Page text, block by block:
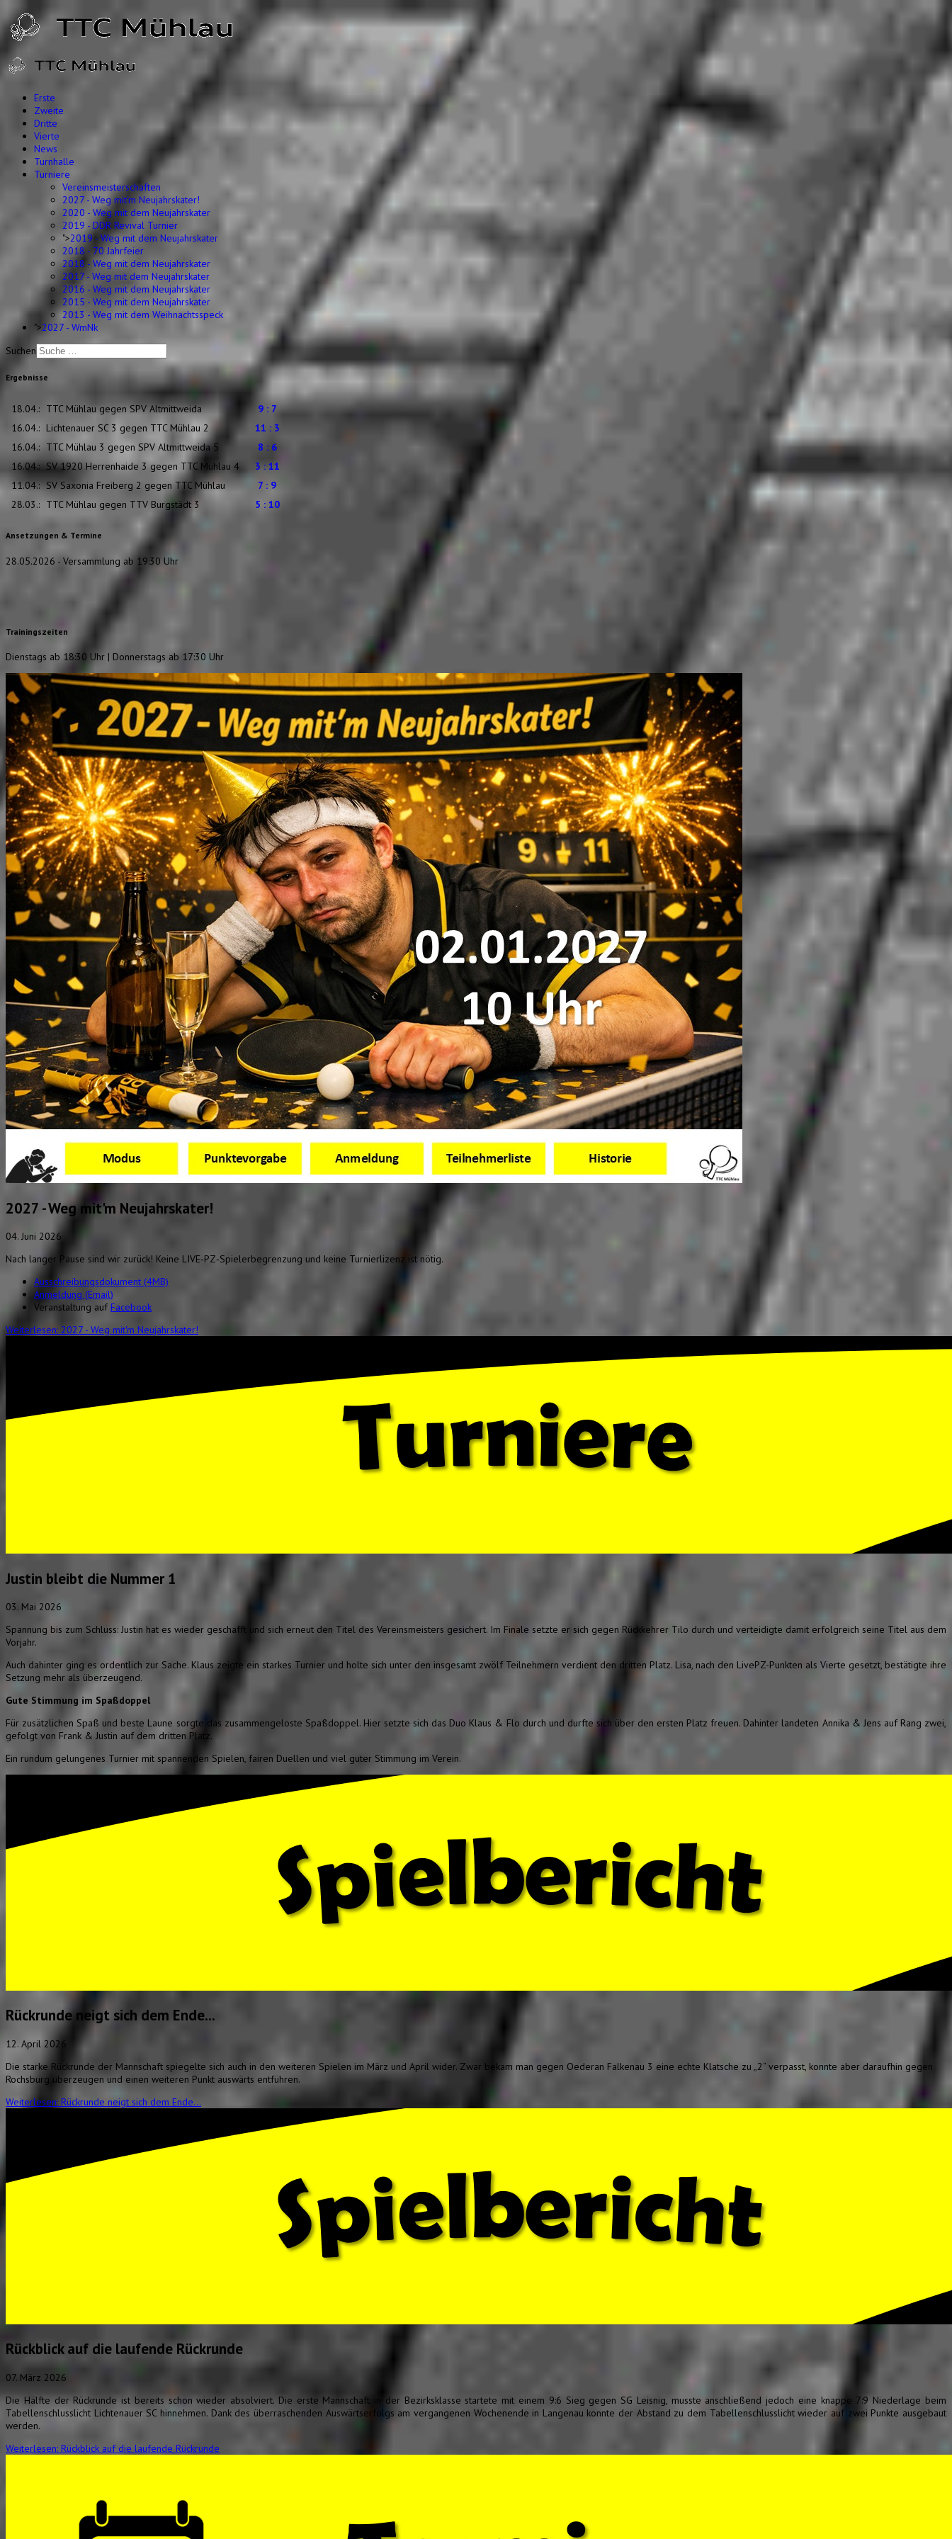
Erste
Zweite
Dritte
Vierte
News
Turnhalle
Turniere
Vereinsmeisterschaften
2027 - Weg mit'm Neujahrskater!
2020 - Weg mit dem Neujahrskater
2019 - DDR Revival Turnier
">2019 - Weg mit dem Neujahrskater
2018 - 70 Jahrfeier
2018 - Weg mit dem Neujahrskater
2017 - Weg mit dem Neujahrskater
2016 - Weg mit dem Neujahrskater
2015 - Weg mit dem Neujahrskater
2013 - Weg mit dem Weihnachtsspeck
">2027 - WmNk
Suchen
Ergebnisse
18.04.: TTC Mühlau gegen SPV Altmittweida
9 : 7
16.04.: Lichtenauer SC 3 gegen TTC Mühlau 2
11 : 3
16.04.: TTC Mühlau 3 gegen SPV Altmittweida 5
8 : 6
16.04.: SV 1920 Herrenhaide 3 gegen TTC Mühlau 4
3 : 11
11.04.: SV Saxonia Freiberg 2 gegen TTC Mühlau
7 : 9
28.03.: TTC Mühlau gegen TTV Burgstädt 3 5 : 10
Ansetzungen & Termine
28.05.2026 - Versammlung ab 19:30 Uhr
Trainingszeiten
Dienstags ab 18:30 Uhr | Donnerstags ab 17:30 Uhr
2027 - Weg mit'm Neujahrskater!
04. Juni 2026
Nach langer Pause sind wir zurück! Keine LIVE‑PZ‑Spielerbegrenzung und keine Turnierlizenz ist nötig.
Ausschreibungsdokument (4MB)
Anmeldung (Email)
Veranstaltung auf Facebook
Weiterlesen: 2027 - Weg mit'm Neujahrskater!
Justin bleibt die Nummer 1
03. Mai 2026
Spannung bis zum Schluss: Justin hat es wieder geschafft und sich erneut den Titel des Vereinsmeisters gesichert. Im Finale setzte er sich gegen Rückkehrer Tilo durch und verteidigte damit erfolgreich seine Titel aus dem
Vorjahr.
Auch dahinter ging es ordentlich zur Sache. Klaus zeigte ein starkes Turnier und holte sich unter den insgesamt zwölf Teilnehmern verdient den dritten Platz. Lisa, nach den LivePZ-Punkten als Vierte gesetzt, bestätigte ihre
Setzung mehr als überzeugend.
Gute Stimmung im Spaßdoppel
Für zusätzlichen Spaß und beste Laune sorgte das zusammengeloste Spaßdoppel. Hier setzte sich das Duo Klaus & Flo durch und durfte sich über den ersten Platz freuen. Dahinter landeten Annika & Jens auf Rang zwei,
gefolgt von Frank & Justin auf dem dritten Platz.
Ein rundum gelungenes Turnier mit spannenden Spielen, fairen Duellen und viel guter Stimmung im Verein.
Rückrunde neigt sich dem Ende...
12. April 2026
Die starke Rückrunde der Mannschaft spiegelte sich auch in den weiteren Spielen im März und April wider. Zwar bekam man gegen Oederan Falkenau 3 eine echte Klatsche zu „2“ verpasst, konnte aber daraufhin gegen
Rochsburg überzeugen und einen weiteren Punkt auswärts entführen.
Weiterlesen: Rückrunde neigt sich dem Ende...
Rückblick auf die laufende Rückrunde
07. März 2026
Die Hälfte der Rückrunde ist bereits schon wieder absolviert. Die erste Mannschaft in der Bezirksklasse startete mit einem 9:6 Sieg gegen SG Leisnig, musste anschließend jedoch eine knappe 7:9 Niederlage beim
Tabellenschlusslicht Lichtenauer SC hinnehmen. Dank des überraschenden Auswärtserfolgs am vergangenen Wochenende in Langenau konnte der Abstand zu dem Tabellenschlusslicht wieder auf zwei Punkte ausgebaut
werden.
Weiterlesen: Rückblick auf die laufende Rückrunde